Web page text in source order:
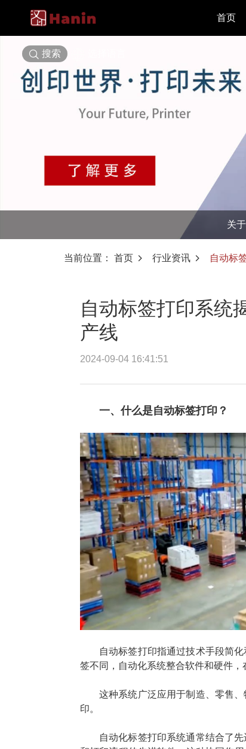
首页
搜索
关
当前位置： 首页 行业资讯 自动标
自动标签打印系统
产线
2024-09-04 16:41:51
一、什么是自动标签打印？
自动标签打印指通过技术手段简
签不同，自动化系统整合软件和硬件，
这种系统广泛应用于制造、零售
印。
自动化标签打印系统通常结合了